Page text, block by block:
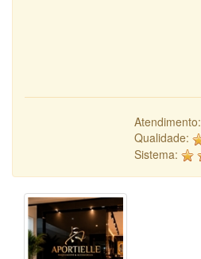
Atendimento:
Qualidade:
Sistema: